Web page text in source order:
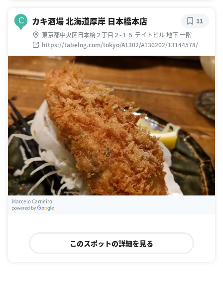
C カキ酒場 北海道厚岸 日本橋本店
東京都中央区日本橋２丁目２-１５ テイトビル 地下 一階
https://tabelog.com/tokyo/A1302/A130202/13144578/
11
Marcelo Carneiro
このスポットの詳細を見る